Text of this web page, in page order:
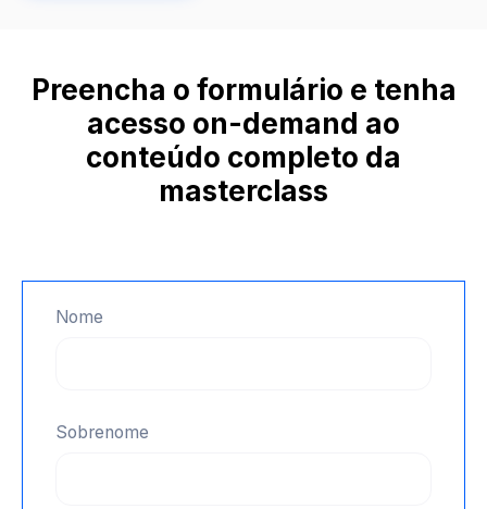
Preencha o formulário e tenha
acesso on-demand ao
conteúdo completo da
masterclass
Nome
Sobrenome